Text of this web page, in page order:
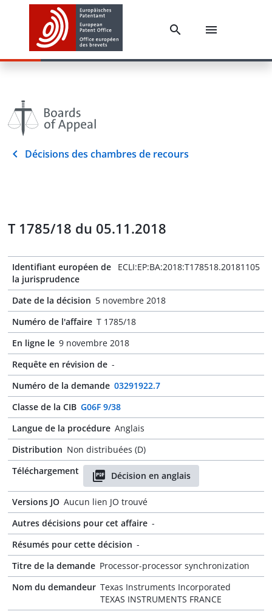
Décisions des chambres de recours
T 1785/18 du 05.11.2018
Identifiant européen de
la jurisprudence
ECLI:EP:BA:2018:T178518.20181105
Date de la décision 5 novembre 2018
Numéro de l'affaire T 1785/18
En ligne le 9 novembre 2018
Requête en révision de -
Numéro de la demande 03291922.7
Classe de la CIB G06F 9/38
Langue de la procédure Anglais
Distribution Non distribuées (D)
Téléchargement
Décision en anglais
Versions JO Aucun lien JO trouvé
Autres décisions pour cet affaire -
Résumés pour cette décision -
Titre de la demande Processor-processor synchronization
Nom du demandeur Texas Instruments Incorporated
TEXAS INSTRUMENTS FRANCE